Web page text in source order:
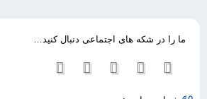
ما را در شکه های اجتماعی دنبال کنید…